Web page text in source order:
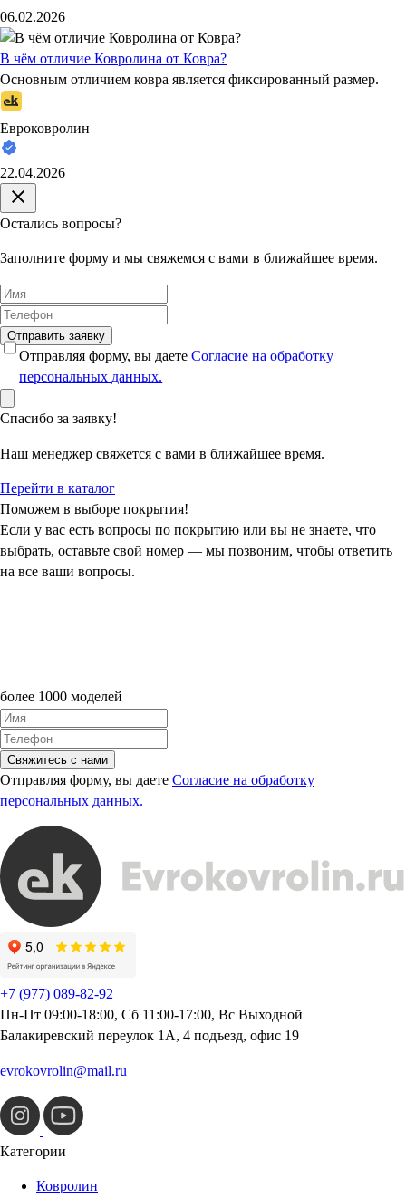
06.02.2026
В чём отличие Ковролина от Ковра?
Основным отличием ковра является фиксированный размер.
Евроковролин
22.04.2026
Остались вопросы?
Заполните форму и мы свяжемся с вами в ближайшее время.
Отправить заявку
Отправляя форму, вы даетеСогласие на обработку
персональных данных.
Спасибо за заявку!
Наш менеджер свяжется с вами в ближайшее время.
Перейти в каталог
Поможем в выборе покрытия!
Если у вас есть вопросы по покрытию или вы не знаете, что
выбрать, оставьте свой номер — мы позвоним, чтобы ответить
на все ваши вопросы.
более 1000 моделей
Свяжитесь с нами
Отправляя форму, вы даете Согласие на обработку
персональных данных.
+7 (977) 089-82-92
Пн-Пт 09:00-18:00, Сб 11:00-17:00, Вс Выходной
Балакиревский переулок 1А, 4 подъезд, офис 19
evrokovrolin@mail.ru
Категории
Ковролин